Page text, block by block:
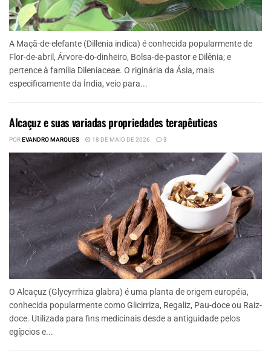
A Maçã-de-elefante (Dillenia indica) é conhecida popularmente de
Flor-de-abril, Árvore-do-dinheiro, Bolsa-de-pastor e Dilênia; e
pertence à família Dileniaceae. O riginária da Ásia, mais
especificamente da Índia, veio para...
Alcaçuz e suas variadas propriedades terapêuticas
POREVANDRO MARQUES 18 DE MAIO DE 2026 3
O Alcaçuz (Glycyrrhiza glabra) é uma planta de origem européia,
conhecida popularmente como Glicirriza, Regaliz, Pau-doce ou Raiz-
doce. Utilizada para fins medicinais desde a antiguidade pelos
egípcios e...